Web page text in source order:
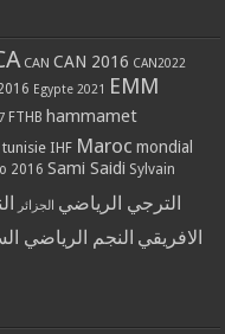
CAN CAN 2016 CAN2022
Egypte 2021 EMM
FTHB hammamet
IHF Maroc mondial
2016 Sami Saidi Sylvain
الترجي الرياضي الجزائر
الافريقي النجم الرياضي